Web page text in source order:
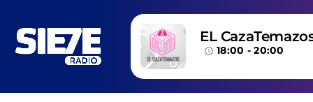
EL
access_time 18:00 - 20:00